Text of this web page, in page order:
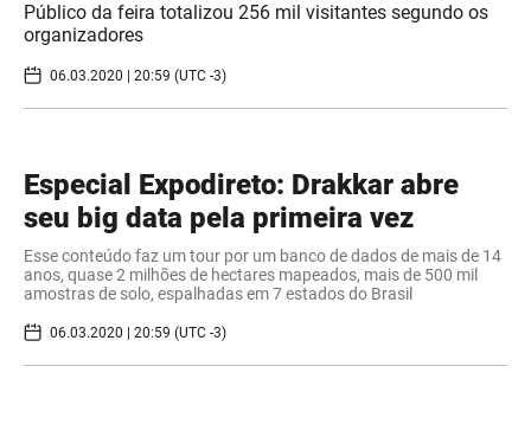
Público da feira totalizou 256 mil visitantes segundo os
organizadores
06.03.2020 | 20:59 (UTC -3)
Especial Expodireto: Drakkar abre
seu big data pela primeira vez
Esse conteúdo faz um tour por um banco de dados de mais de 14
anos, quase 2 milhões de hectares mapeados, mais de 500 mil
amostras de solo, espalhadas em 7 estados do Brasil
06.03.2020 | 20:59 (UTC -3)